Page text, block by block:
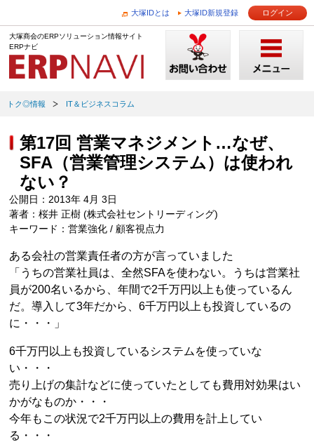
大塚IDとは 大塚ID新規登録 ログイン
大塚商会のERPソリューション情報サイト
ERPナビ
トク◎情報 IT＆ビジネスコラム
第17回 営業マネジメント…なぜ、
SFA（営業管理システム）は使われ
ない？
公開日：2013年 4月 3日
著者：桜井 正樹 (株式会社セントリーディング)
キーワード：営業強化 / 顧客視点力
ある会社の営業責任者の方が言っていました
「うちの営業社員は、全然SFAを使わない。うちは営業社
員が200名いるから、年間で2千万円以上も使っているん
だ。導入して3年だから、6千万円以上も投資しているの
に・・・」
6千万円以上も投資しているシステムを使っていな
い・・・
売り上げの集計などに使っていたとしても費用対効果はい
かがなものか・・・
今年もこの状況で2千万円以上の費用を計上してい
る・・・